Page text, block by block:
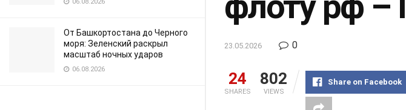
От Башкортостана до Черного
моря: Зеленский раскрыл
масштаб ночных ударов
06.08.2026
23.05.2026 0
24
SHARES
802
VIEWS
Share on Facebook